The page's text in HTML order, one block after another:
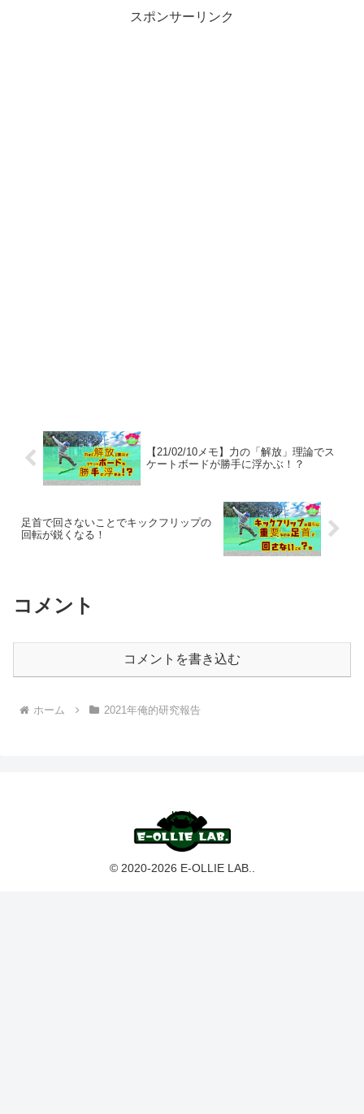
スポンサーリンク
【21/02/10メモ】力の「解放」理論でス
ケートボードが勝手に浮かぶ！？
足首で回さないことでキックフリップの
回転が鋭くなる！
コメント
コメントを書き込む
ホーム 2021年俺的研究報告
© 2020-2026 E-OLLIE LAB..